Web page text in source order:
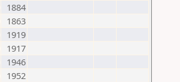
1884
1863
1919
1917
1946
1952